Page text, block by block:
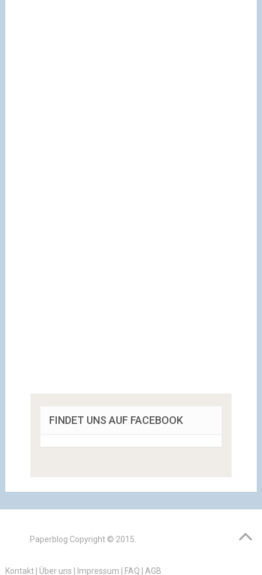
FINDET UNS AUF FACEBOOK
Paperblog Copyright © 2015.
Kontakt| Über uns Impressum FAQ AGB